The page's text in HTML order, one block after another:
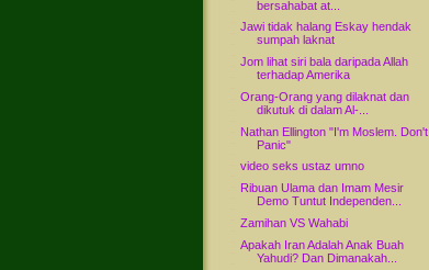
bersahabat at...
Jawi tidak halang Eskay hendak
sumpah laknat
Jom lihat siri bala daripada Allah
terhadap Amerika
Orang-Orang yang dilaknat dan
dikutuk di dalam Al-...
Nathan Ellington "I'm Moslem. Don't
Panic"
video seks ustaz umno
Ribuan Ulama dan Imam Mesir
Demo Tuntut Independen...
Zamihan VS Wahabi
Apakah Iran Adalah Anak Buah
Yahudi? Dan Dimanakah...